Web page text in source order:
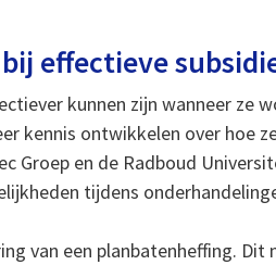
effectieve
kunnen zijn wanneer ze
kennis ontwikkelen over hoe
Groep en de Radboud
tijdens
van een planbatenheffing. Dit